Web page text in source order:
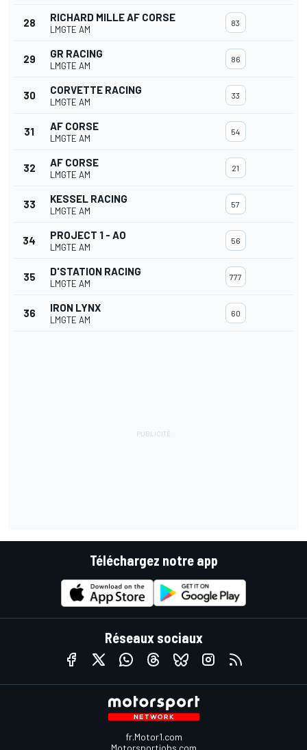
28 RICHARD MILLE AF CORSE
LMGTE AM
83
29 GR RACING
LMGTE AM
86
30 CORVETTE RACING
LMGTE AM
33
31 AF CORSE
LMGTE AM
54
32 AF CORSE
LMGTE AM
21
33 KESSEL RACING
LMGTE AM
57
34 PROJECT 1 - AO
LMGTE AM
56
35 D'STATION RACING
LMGTE AM
777
36 IRON LYNX
LMGTE AM
60
Téléchargez notre app
Réseaux sociaux
fr.Motor1.com
Motorsportjobs.com